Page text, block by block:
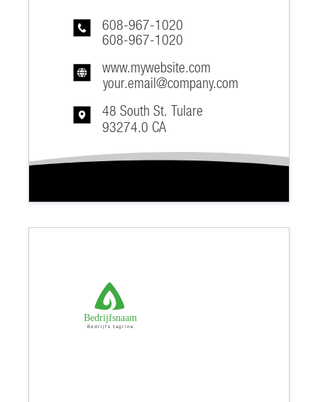
48 South St. Tulare
93274.0 CA
608-967-1020
www.mywebsite.com
your.email@company.com
608-967-1020
Bedrijfsnaam
Bedrijfs tagline